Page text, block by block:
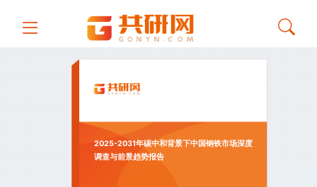
2025-2031年碳中和背景下中国钢铁市场深度
调查与前景趋势报告